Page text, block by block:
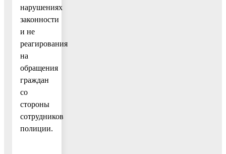
нарушениях
законности
и не
реагирования
на
обращения
граждан
со
стороны
сотрудников
полиции.